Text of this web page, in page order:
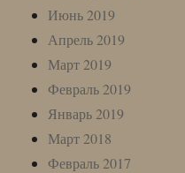
Июнь 2019
Апрель 2019
Март 2019
Февраль 2019
Январь 2019
Март 2018
Февраль 2017